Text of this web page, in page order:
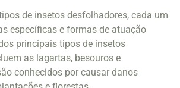
de insetos desfolhadores, cada um
específicas e formas de atuação
principais tipos de insetos
as lagartas, besouros e
conhecidos por causar danos